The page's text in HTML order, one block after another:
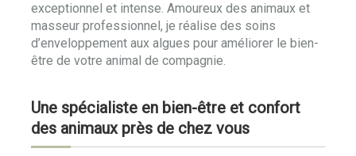
exceptionnel et intense. Amoureux des animaux et
masseur professionnel, je réalise des soins
d’enveloppement aux algues pour améliorer le bien-
être de votre animal de compagnie.
Une spécialiste en bien-être et confort
des animaux près de chez vous